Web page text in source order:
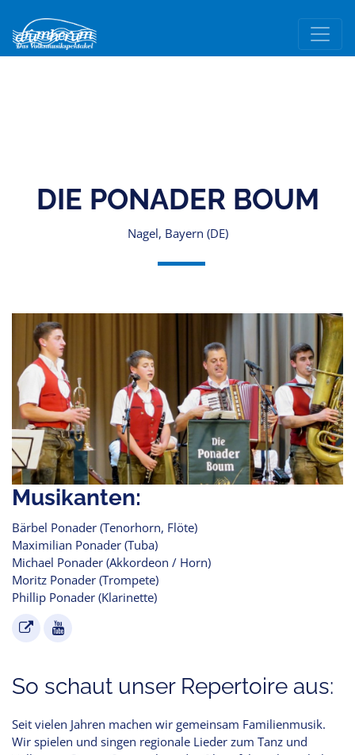
DIE PONADER BOUM
Nagel, Bayern (DE)
Musikanten:
Bärbel Ponader (Tenorhorn, Flöte)
Maximilian Ponader (Tuba)
Michael Ponader (Akkordeon / Horn)
Moritz Ponader (Trompete)
Phillip Ponader (Klarinette)
So schaut unser Repertoire aus:
Seit vielen Jahren machen wir gemeinsam Familienmusik.
Wir spielen und singen regionale Lieder zum Tanz und